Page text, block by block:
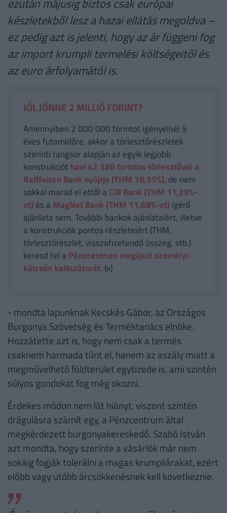
készletekből lesz a hazai ellátás megoldva –
ez pedig azt is jelenti, hogy az ár függeni fog
az import krumpli termelési költségeitől és
az euro árfolyamától is.
JÓL JÖNNE 2 MILLIÓ FORINT?
Amennyiben 2 000 000 forintot igényelnél 5
éves futamidőre, akkor a törlesztőrészletek
szerinti rangsor alapján az egyik legjobb
konstrukcióthavi 42 386 forintos törlesztővel a
Raiffeisen Bank nyújtja (THM 10,35%), de nem
sokkal marad el ettől a CIB Bank (THM 11,29%-
ot)és a MagNet Bank (THM 11.68%-ot)ígérő
ajánlata sem. További bankok ajánlataiért, illetve
a konstrukciók pontos részleteiért (THM,
törlesztőrészlet, visszafizetendő összeg, stb.)
keresd fel a Pénzcentrum megújult személyi
kölcsön kalkulátorát. (x)
- mondta lapunknak Kecskés Gábor, az Országos
Burgonya Szövetség és Terméktanács elnöke.
Hozzátette azt is, hogy nem csak a termés
csaknem harmada tűnt el, hanem az aszály miatt a
megművelhető földterület egytizede is, ami szintén
súlyos gondokat fog még okozni.
Érdekes módon nem lát hiányt, viszont szintén
drágulásra számít egy, a Pénzcentrum által
megkérdezett burgonyakereskedő. Szabó István
azt mondta, hogy szerinte a vásárlók már nem
sokáig fogják tolerálni a magas krumpliárakat, ezért
előbb vagy utóbb árcsökkenésnek kell következnie.